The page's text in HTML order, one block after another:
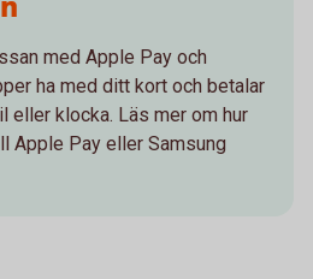
med Apple Pay och
ha med ditt kort och betalar
eller klocka. Läs mer om hur
Apple Pay eller Samsung